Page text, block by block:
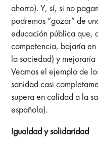
ahorro). Y, sí, si no
podremos “gozar” de
educación pública que,
competencia, bajaría
la sociedad) y
Veamos el ejemplo de
sanidad casi
supera en calidad a la
española).
Igualdad y solidaridad